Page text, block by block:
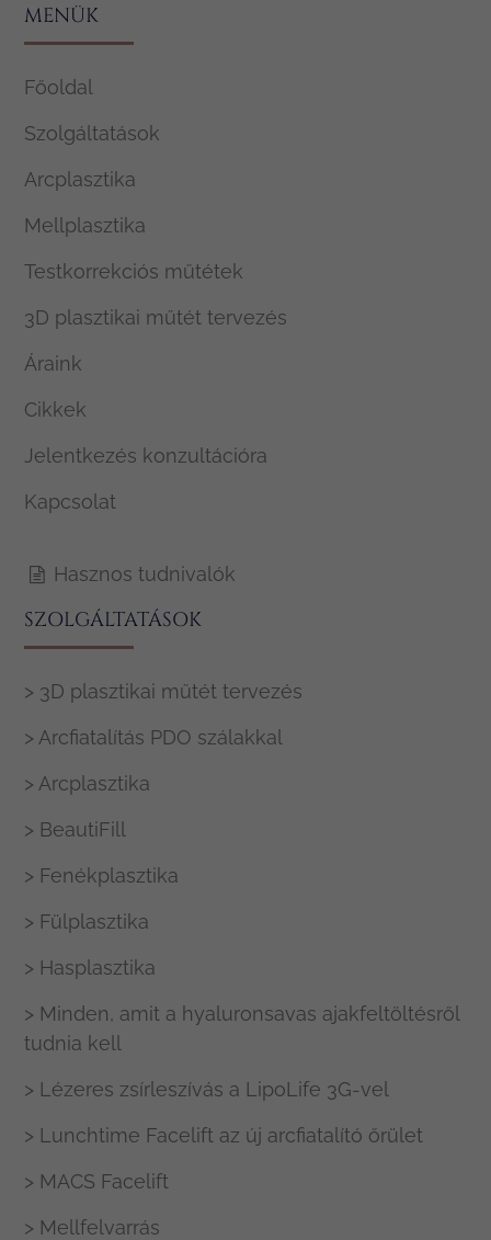
MENÜK
Főoldal
Szolgáltatások
Arcplasztika
Mellplasztika
Testkorrekciós műtétek
3D plasztikai műtét tervezés
Áraink
Cikkek
Jelentkezés konzultációra
Kapcsolat
Hasznos tudnivalók
SZOLGÁLTATÁSOK
> 3D plasztikai műtét tervezés
> Arcfiatalítás PDO szálakkal
> Arcplasztika
> BeautiFill
> Fenékplasztika
> Fülplasztika
> Hasplasztika
> Minden, amit a hyaluronsavas ajakfeltöltésről
tudnia kell
> Lézeres zsírleszívás a LipoLife 3G-vel
> Lunchtime Facelift az új arcfiatalító őrület
> MACS Facelift
> Mellfelvarrás